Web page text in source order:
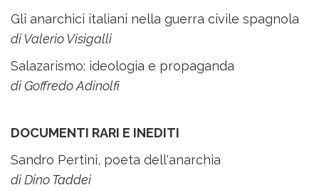
Gli anarchici italiani nella guerra civile spagnola
di Valerio Visigalli
Salazarismo: ideologia e propaganda
di Goffredo Adinolfi
DOCUMENTI RARI E INEDITI
Sandro Pertini, poeta dell'anarchia
di Dino Taddei